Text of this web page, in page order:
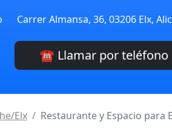
Carrer Almansa, 36, 03206 Elx,
☎️ Llamar por teléfono
Elx Restaurante y Espacio para